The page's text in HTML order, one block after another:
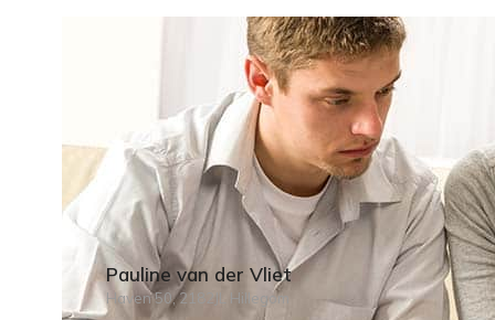
Pauline van der Vliet
Haven 50, 2182JL Hillegom